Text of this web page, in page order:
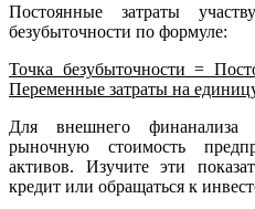
Постоянные затраты
безубыточности по формуле:
Точка безубыточности =
Переменные затраты на
Для внешнего финанализа
рыночную стоимость
активов. Изучите эти
кредит или обращаться к